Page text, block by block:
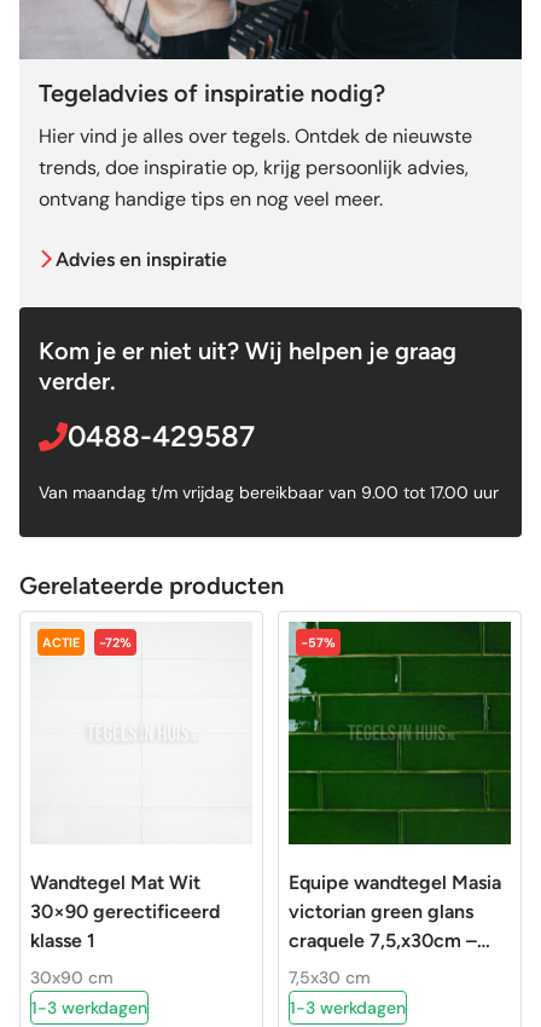
Tegeladvies of inspiratie nodig?
Hier vind je alles over tegels. Ontdek de nieuwste
trends, doe inspiratie op, krijg persoonlijk advies,
ontvang handige tips en nog veel meer.
Advies en inspiratie
Kom je er niet uit? Wij helpen je graag
verder.
0488-429587
Van maandag t/m vrijdag bereikbaar van 9.00 tot 17.00 uur
Gerelateerde producten
ACTIE -72%
Wandtegel Mat Wit
30×90 gerectificeerd
klasse 1
30x90 cm
1-3 werkdagen
-57%
Equipe wandtegel Masia
victorian green glans
craquele 7,5,x30cm –
Langwerpige witjes –
25208
7,5x30 cm
1-3 werkdagen